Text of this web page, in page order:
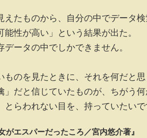
えたものから、自分の中でデータ検
能性が高い」という結果が出た。
データの中でしかできません。
ものを見たときに、それを何だと思
」だと信じていたものが、ちがう何
とらわれない目を、持っていたいで
がエスパーだったころ／宮内悠介著』